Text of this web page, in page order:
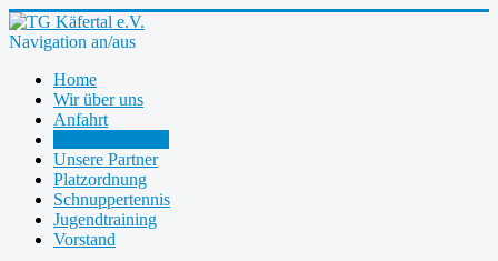
Navigation an/aus
Home
Wir über uns
Anfahrt
Unsere Partner
Platzordnung
Schnuppertennis
Jugendtraining
Vorstand